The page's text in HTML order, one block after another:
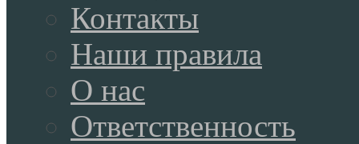
Контакты
Наши правила
О нас
Ответственность